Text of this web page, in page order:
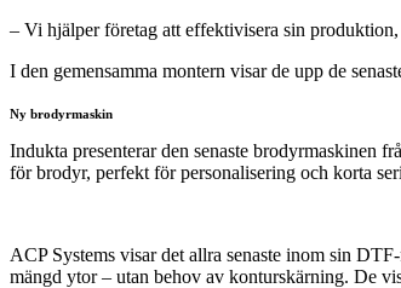
– Vi hjälper företag att effektivisera sin
I den gemensamma montern visar de upp de
Ny brodyrmaskin
Indukta presenterar den senaste brodyrmaskinen
för brodyr, perfekt för personalisering och korta
ACP Systems visar det allra senaste inom sin
mängd ytor – utan behov av konturskärning. De